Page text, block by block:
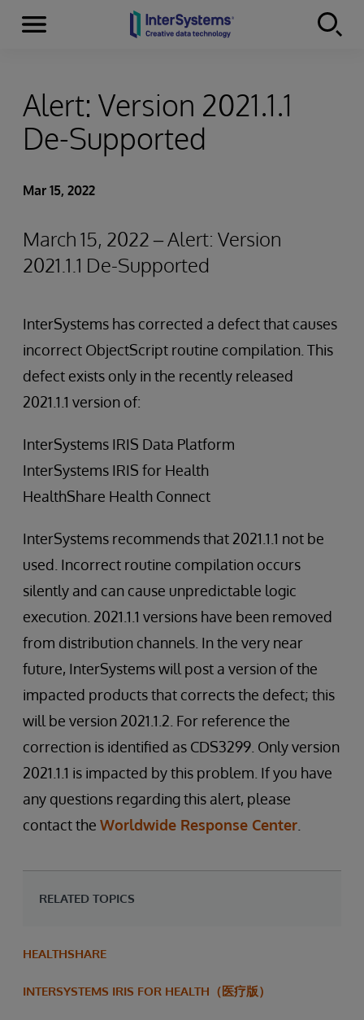
Skip to content
Menu
Alert: Version 2021.1.1
De-Supported
Mar 15, 2022
March 15, 2022 – Alert: Version
2021.1.1 De-Supported
InterSystems has corrected a defect that causes
incorrect ObjectScript routine compilation. This
defect exists only in the recently released
2021.1.1 version of:
InterSystems IRIS Data Platform
InterSystems IRIS for Health
HealthShare Health Connect
InterSystems recommends that 2021.1.1 not be
used. Incorrect routine compilation occurs
silently and can cause unpredictable logic
execution. 2021.1.1 versions have been removed
from distribution channels. In the very near
future, InterSystems will post a version of the
impacted products that corrects the defect; this
will be version 2021.1.2. For reference the
correction is identified as CDS3299. Only version
2021.1.1 is impacted by this problem. If you have
any questions regarding this alert, please
contact the Worldwide Response Center
RELATED TOPICS
HEALTHSHARE
INTERSYSTEMS IRIS FOR HEALTH（医疗版）